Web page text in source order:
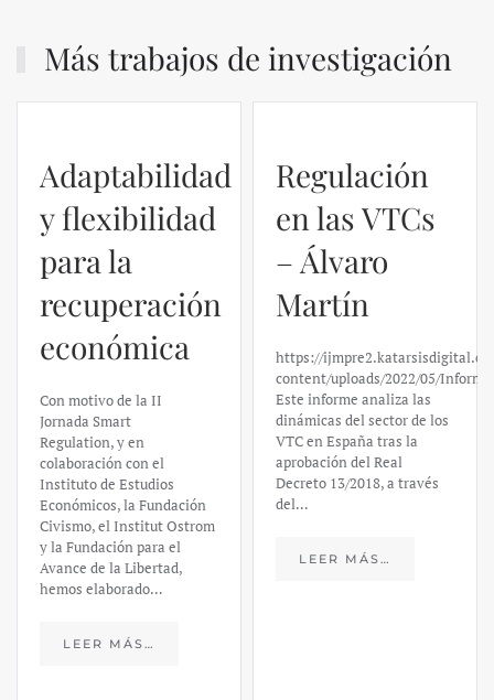
Más trabajos de investigación
Adaptabilidad
y flexibilidad
para la
recuperación
económica
Con motivo de la II
Jornada Smart
Regulation, y en
colaboración con el
Instituto de Estudios
Económicos, la Fundación
Civismo, el Institut Ostrom
y la Fundación para el
Avance de la Libertad,
hemos elaborado…
LEER MÁS…
Regulación
en las VTCs
– Álvaro
Martín
https://
content/uploads/2022/05/
Este informe analiza las
dinámicas del sector de los
VTC en España tras la
aprobación del Real
Decreto 13/2018, a través
del…
LEER MÁS…